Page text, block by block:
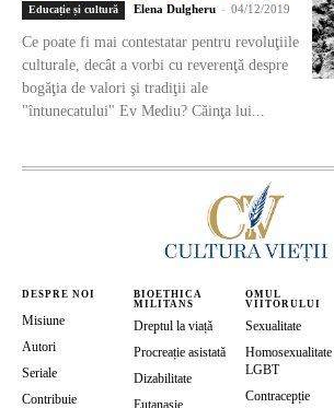
Educație și cultură Elena Dulgheru - 04/12/2019
Ce poate fi mai contestatar pentru revoluţiile
culturale, decât a vorbi cu reverenţă despre
bogăţia de valori şi tradiţii ale
"întunecatului" Ev Mediu? Căinţa lui...
DESPRE NOI
Misiune
Autori
Seriale
Contribuie
BIOETHICA
MILITANS
Dreptul la viață
Procreație asistată
Dizabilitate
Eutanasie
OMUL
VIITORULUI
Sexualitate
LGBT
Contracepție